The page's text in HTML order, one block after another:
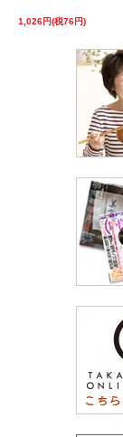
1,026円(税76円)